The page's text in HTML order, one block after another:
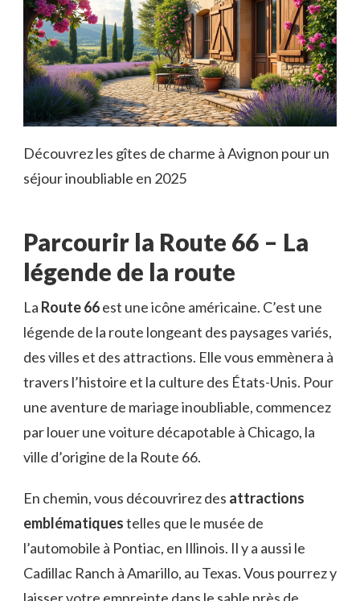
Découvrez les gîtes de charme à Avignon pour un
séjour inoubliable en 2025
Parcourir la Route 66 – La
légende de la route
La Route 66est une icône américaine. C’est une
légende de la route longeant des paysages variés,
des villes et des attractions. Elle vous emmènera à
travers l’histoire et la culture des États-Unis. Pour
une aventure de mariage inoubliable, commencez
par louer une voiture décapotable à Chicago, la
ville d’origine de la Route 66.
En chemin, vous découvrirez des attractions
emblématiquestelles que le musée de
l’automobile à Pontiac, en Illinois. Il y a aussi le
Cadillac Ranch à Amarillo, au Texas. Vous pourrez y